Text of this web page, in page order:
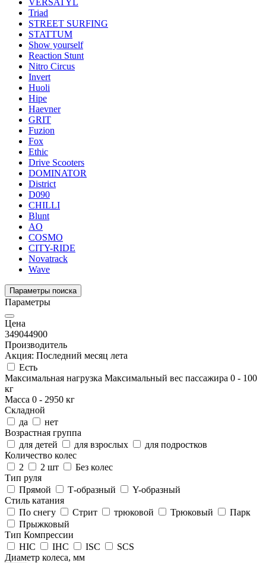
Triad
STREET SURFING
STATTUM
Show yourself
Reaction Stunt
Nitro Circus
Invert
Huoli
Hipe
Haevner
GRIT
Fuzion
Fox
Ethic
Drive Scooters
DOMINATOR
District
D090
CHILLI
Blunt
AO
COSMO
CITY-RIDE
Novatrack
Wave
Параметры поиска
Параметры
Цена
349044900
Производитель
Акция: Последний месяц лета
Есть
Максимальная нагрузка Максимальный вес пассажира 0 - 100
кг
Масса 0 - 2950 кг
Складной
да
нет
Возрастная группа
для детей
для взрослых
для подростков
Количество колес
2
2 шт
Без колес
Тип руля
Прямой
Т-образный
Y-образный
Стиль катания
По снегу
Стрит трюковой Трюковый
Парк
Прыжковый
Тип Компрессии
HIC
IHC ISC
SCS
Диаметр колеса, мм